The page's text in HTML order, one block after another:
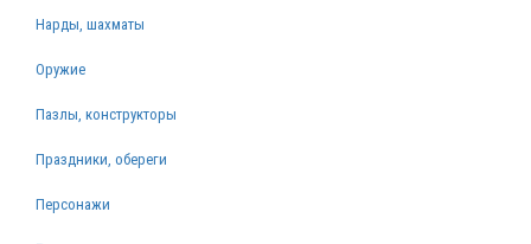
Нарды, шахматы
Оружие
Пазлы, конструкторы
Праздники, обереги
Персонажи